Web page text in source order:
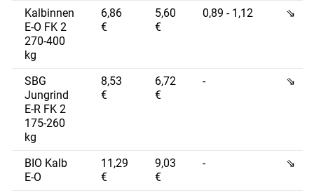
Kalbinnen
E-O FK 2
270-400
kg
6,86
€
5,60
€
0,89 - 1,12 ⇘
SBG
Jungrind
E-R FK 2
175-260
kg
8,53
€
6,72
€
- ⇘
BIO Kalb
E-O
11,29
€
9,03
€
- ⇘